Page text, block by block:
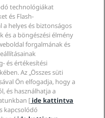
feltételei
technológiákat
és Flash-
a helyes és biztonságos
és a böngészési élmény
forgalmának és
és értékesítési
Az „Összes süti
Ön elfogadja, hogy a
és használhatja a
[ ide kattintva
kapcsolódó